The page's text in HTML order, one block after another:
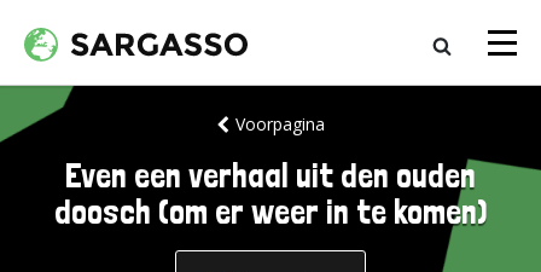
Voorpagina
Even een verhaal uit den ouden
doosch (om er weer in te komen)